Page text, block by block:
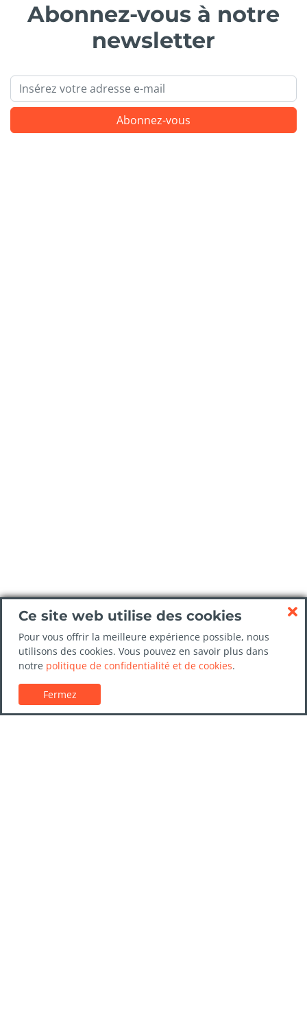
Abonnez-vous à notre
newsletter
Email
Abonnez-vous
Ce site web utilise des cookies
Pour vous offrir la meilleure expérience possible, nous
utilisons des cookies. Vous pouvez en savoir plus dans
notre politique de confidentialité et de cookies.
Fermez